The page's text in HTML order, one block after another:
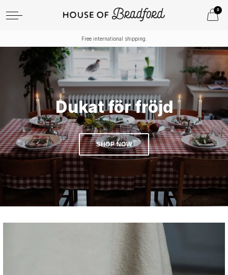
0
Free international shipping.
Dukat för fröjd
SHOP NOW